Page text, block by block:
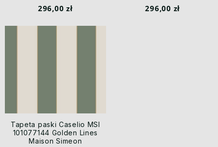
296,00 zł 296,00 zł
Tapeta paski Caselio MSI
101077144 Golden Lines
Maison Simeon